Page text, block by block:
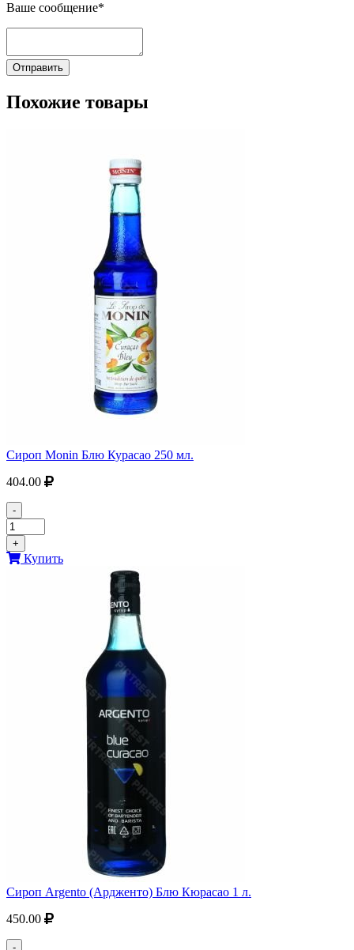
Ваше сообщение*
Отправить
Похожие товары
Сироп Monin Блю Курасао 250 мл.
404.00
-
+
Купить
Сироп Argento (Ардженто) Блю Кюрасао 1 л.
450.00
-